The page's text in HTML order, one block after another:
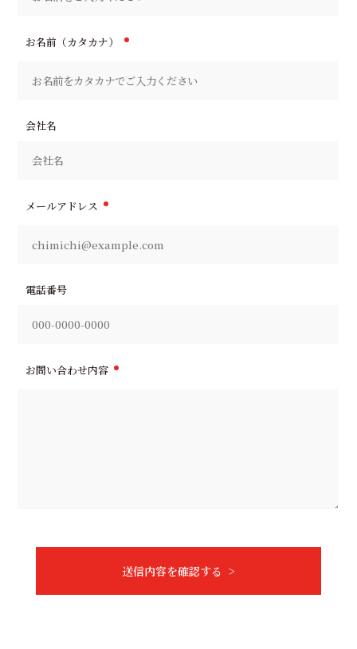
お名前（カタカナ）
会社名
メールアドレス
電話番号
お問い合わせ内容